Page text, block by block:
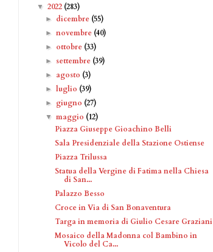
▼ 2022 (283)
► dicembre (55)
►novembre (40)
► ottobre (33)
► settembre (39)
► agosto (3)
►luglio (39)
► giugno (27)
▼maggio (12)
Piazza Giuseppe Gioachino Belli
Sala Presidenziale della Stazione Ostiense
Piazza Trilussa
Statua della Vergine di Fatima nella Chiesa
di San...
Palazzo Besso
Croce in Via di San Bonaventura
Targa in memoria di Giulio Cesare Graziani
Mosaico della Madonna col Bambino in
Vicolo del Ca...